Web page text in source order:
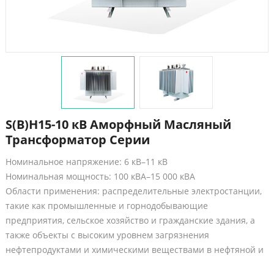
S(B)H15-10 кВ Аморфный Масляный
Трансформатор Серии
Номинальное напряжение: 6 кВ–11 кВ
Номинальная мощность: 100 кВА–15 000 кВА
Области применения: распределительные электростанции,
такие как промышленные и горнодобывающие
предприятия, сельское хозяйство и гражданские здания, а
также объекты с высоким уровнем загрязнения
нефтепродуктами и химическими веществами в нефтяной и